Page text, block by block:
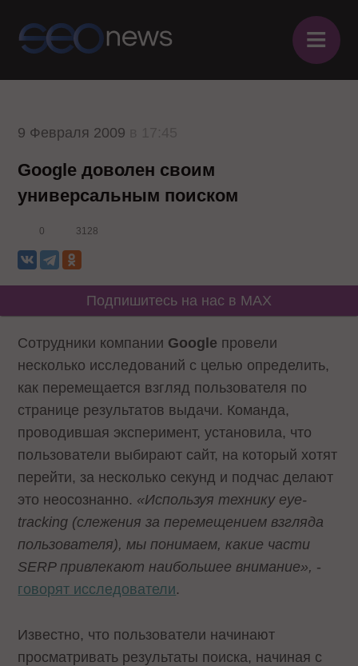
≡
9 Февраля 2009
Google доволен своим
универсальным поиском
0 3128
Подпишитесь на нас в MAX
Сотрудники компании Google провели
несколько исследований с целью определить,
как перемещается взгляд пользователя по
странице результатов выдачи. Команда,
проводившая эксперимент, установила, что
пользователи выбирают сайт, на который хотят
перейти, за несколько секунд и подчас делают
это неосознанно. «Используя технику eye-
tracking (слежения за перемещением взгляда
пользователя), мы понимаем, какие части
SERP привлекают наибольшее внимание», -
говорят исследователи.
Известно, что пользователи начинают
просматривать результаты поиска, начиная с